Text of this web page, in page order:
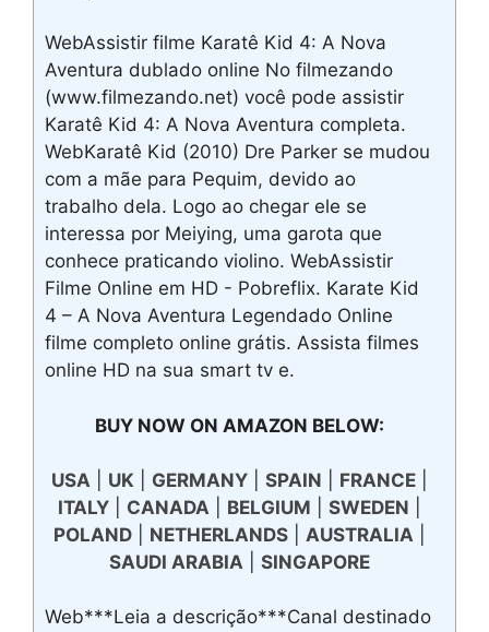
WebAssistir filme Karatê Kid 4: A Nova
Aventura dublado online No filmezando
(www.filmezando.net) você pode assistir
Karatê Kid 4: A Nova Aventura completa.
WebKaratê Kid (2010) Dre Parker se mudou
com a mãe para Pequim, devido ao
trabalho dela. Logo ao chegar ele se
interessa por Meiying, uma garota que
conhece praticando violino. WebAssistir
Filme Online em HD - Pobreflix. Karate Kid
4 – A Nova Aventura Legendado Online
filme completo online grátis. Assista filmes
online HD na sua smart tv e.
BUY NOW ON AMAZON BELOW:
USA UK GERMANY| SPAIN FRANCE|
ITALY| CANADA BELGIUM SWEDEN
POLAND| NETHERLANDS| AUSTRALIA
SAUDI ARABIA
SINGAPORE
Web***Leia a descrição***Canal destinado